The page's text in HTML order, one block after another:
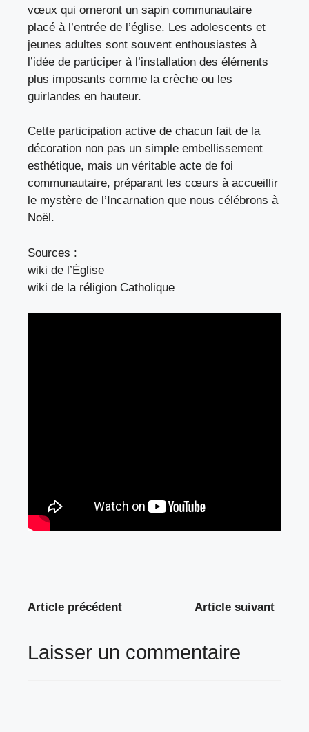
vœux qui orneront un sapin communautaire
placé à l’entrée de l’église. Les adolescents et
jeunes adultes sont souvent enthousiastes à
l’idée de participer à l’installation des éléments
plus imposants comme la crèche ou les
guirlandes en hauteur.
Cette participation active de chacun fait de la
décoration non pas un simple embellissement
esthétique, mais un véritable acte de foi
communautaire, préparant les cœurs à accueillir
le mystère de l’Incarnation que nous célébrons à
Noël.
Sources :
wiki de l’Église
wiki de la réligion Catholique
Article précédent Article suivant
Laisser un commentaire